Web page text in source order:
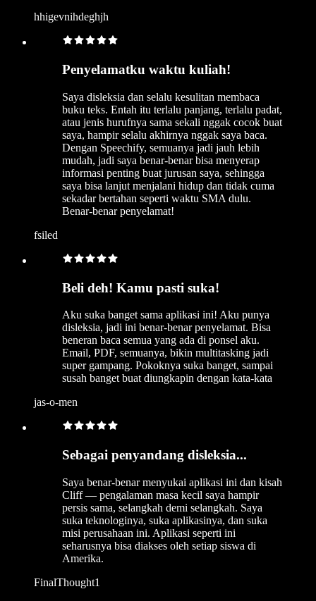
hhigevnihdeghjh
Penyelamatku waktu kuliah!
Saya disleksia dan selalu kesulitan membaca
buku teks. Entah itu terlalu panjang, terlalu padat,
atau jenis hurufnya sama sekali nggak cocok buat
saya, hampir selalu akhirnya nggak saya baca.
Dengan Speechify, semuanya jadi jauh lebih
mudah, jadi saya benar-benar bisa menyerap
informasi penting buat jurusan saya, sehingga
saya bisa lanjut menjalani hidup dan tidak cuma
sekadar bertahan seperti waktu SMA dulu.
Benar-benar penyelamat!
fsiled
Beli deh! Kamu pasti suka!
Aku suka banget sama aplikasi ini! Aku punya
disleksia, jadi ini benar-benar penyelamat. Bisa
beneran baca semua yang ada di ponsel aku.
Email, PDF, semuanya, bikin multitasking jadi
super gampang. Pokoknya suka banget, sampai
susah banget buat diungkapin dengan kata-kata
jas-o-men
Sebagai penyandang disleksia...
Saya benar-benar menyukai aplikasi ini dan kisah
Cliff — pengalaman masa kecil saya hampir
persis sama, selangkah demi selangkah. Saya
suka teknologinya, suka aplikasinya, dan suka
misi perusahaan ini. Aplikasi seperti ini
seharusnya bisa diakses oleh setiap siswa di
Amerika.
FinalThought1